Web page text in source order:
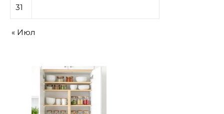
31
« Июл